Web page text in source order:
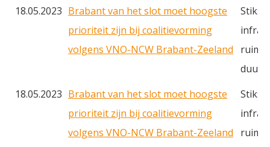
18.05.2023 Brabant van het slot moet hoogste
prioriteit zijn bij coalitievorming
volgens VNO-NCW Brabant-Zeeland
18.05.2023 Brabant van het slot moet hoogste
prioriteit zijn bij coalitievorming
volgens VNO-NCW Brabant-Zeeland